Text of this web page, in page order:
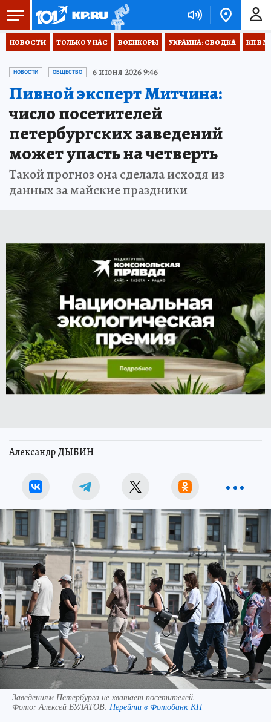
НОВОСТИ ТОЛЬКО У НАС ВОЕНКОРЫ УКРАИНА: СВОДКА КП В
НОВОСТИ ОБЩЕСТВО 6 июня 2026 9:46
Пивной эксперт Митчина:
число посетителей
петербургских заведений
может упасть на четверть
Такой прогноз она сделала исходя из
данных за майские праздники
Александр ДЫБИН
Заведениям Петербурга не хватает посетителей.
Фото:Алексей БУЛАТОВ. Перейти в Фотобанк КП